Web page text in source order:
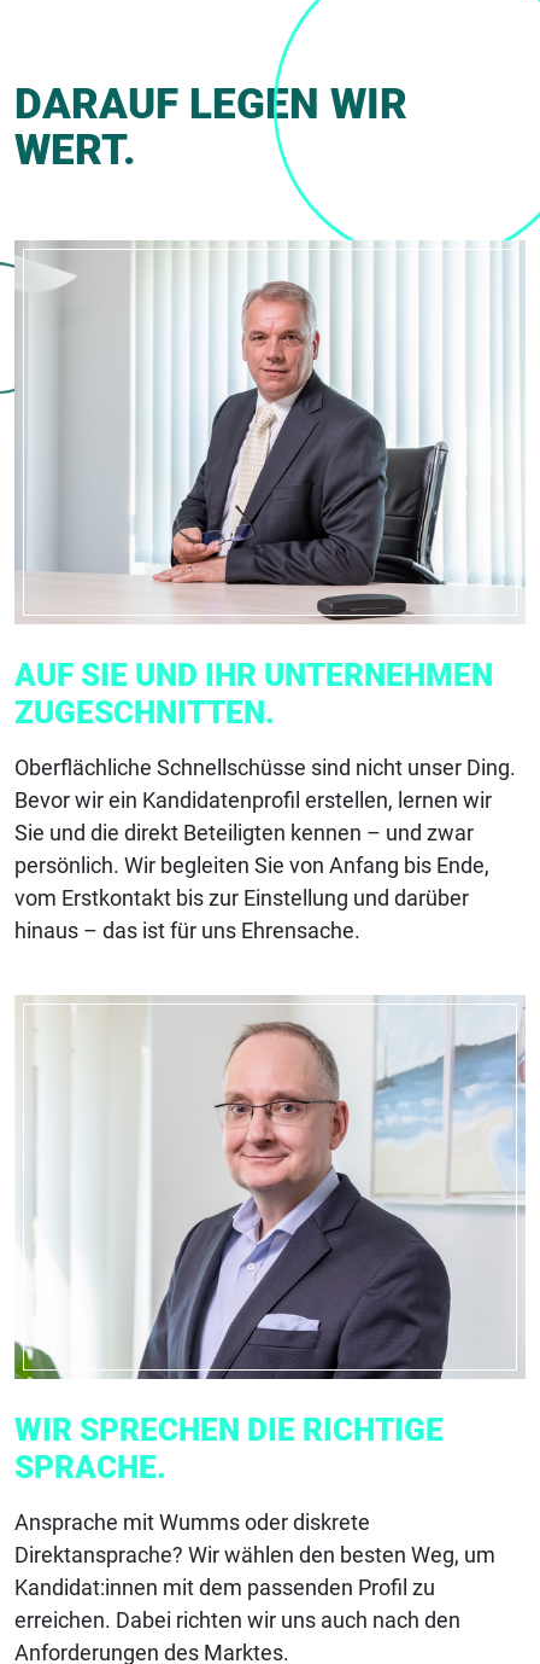
DARAUF LEGEN WIR
WERT.
AUF SIE UND IHR UNTERNEHMEN
ZUGESCHNITTEN.
Oberflächliche Schnellschüsse sind nicht unser Ding.
Bevor wir ein Kandidatenprofil erstellen, lernen wir
Sie und die direkt Beteiligten kennen – und zwar
persönlich. Wir begleiten Sie von Anfang bis Ende,
vom Erstkontakt bis zur Einstellung und darüber
hinaus – das ist für uns Ehrensache.
WIR SPRECHEN DIE RICHTIGE
SPRACHE.
Ansprache mit Wumms oder diskrete
Direktansprache? Wir wählen den besten Weg, um
Kandidat:innen mit dem passenden Profil zu
erreichen. Dabei richten wir uns auch nach den
Anforderungen des Marktes.